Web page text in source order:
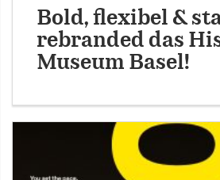
Bold, flexibel &
rebranded das
Museum Basel!